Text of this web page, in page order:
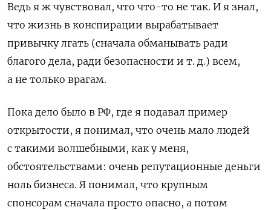
Ведь я ж чувствовал, что что-то не так. И я знал,
что жизнь в конспирации вырабатывает
привычку лгать (сначала обманывать ради
благого дела, ради безопасности и т. д.) всем,
а не только врагам.
Пока дело было в РФ, где я подавал пример
открытости, я понимал, что очень мало людей
с такими волшебными, как у меня,
обстоятельствами: очень репутационные деньги
ноль бизнеса. Я понимал, что крупным
спонсорам сначала просто опасно, а потом